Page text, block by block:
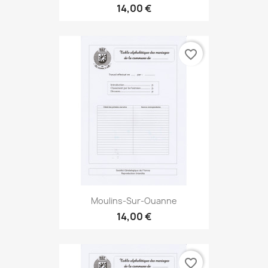
14,00 €
Moulins-Sur-Ouanne
14,00 €
favorite_border
favorite_border